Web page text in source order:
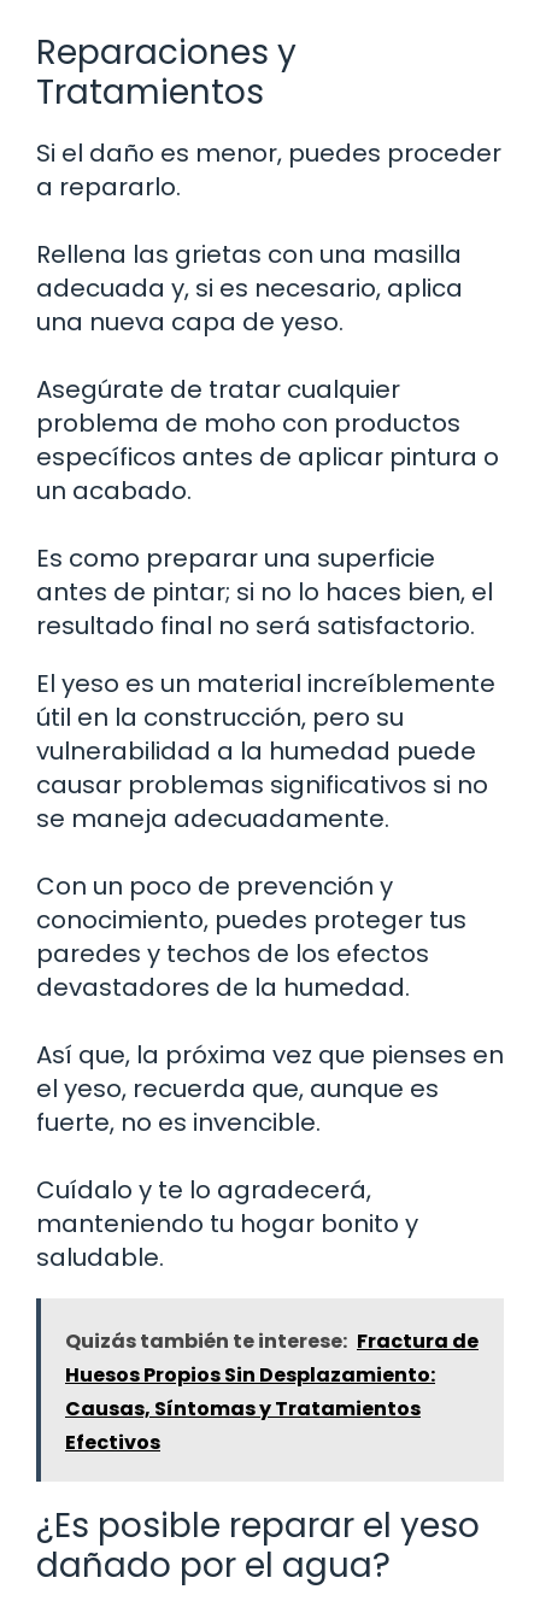
Reparaciones y
Tratamientos
Si el daño es menor, puedes proceder
a repararlo.
Rellena las grietas con una masilla
adecuada y, si es necesario, aplica
una nueva capa de yeso.
Asegúrate de tratar cualquier
problema de moho con productos
específicos antes de aplicar pintura o
un acabado.
Es como preparar una superficie
antes de pintar; si no lo haces bien, el
resultado final no será satisfactorio.
El yeso es un material increíblemente
útil en la construcción, pero su
vulnerabilidad a la humedad puede
causar problemas significativos si no
se maneja adecuadamente.
Con un poco de prevención y
conocimiento, puedes proteger tus
paredes y techos de los efectos
devastadores de la humedad.
Así que, la próxima vez que pienses en
el yeso, recuerda que, aunque es
fuerte, no es invencible.
Cuídalo y te lo agradecerá,
manteniendo tu hogar bonito y
saludable.
Quizás también te interese: Fractura de
Huesos Propios Sin Desplazamiento:
Causas, Síntomas y Tratamientos
Efectivos
¿Es posible reparar el yeso
dañado por el agua?